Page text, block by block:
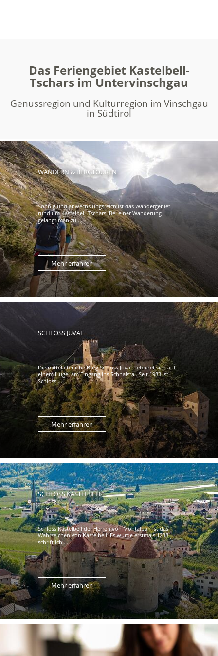
Das Feriengebiet Kastelbell-
Tschars im Untervinschgau
Genussregion und Kulturregion im Vinschgau
in Südtirol
WANDERN & BERGTOUREN
Sonnig und abwechslungsreich ist das Wandergebiet
rund um Kastelbell-Tschars. Bei einer Wanderung
gelangt man zu ...
Mehr erfahren
SCHLOSS JUVAL
Die mittelalterliche Burg Schloss Juval befindet sich auf
einem Hügel am Eingang ins Schnalstal. Seit 1983 ist
Schloss ...
Mehr erfahren
SCHLOSS KASTELBELL
Schloss Kastelbell der Herren von Montalban ist das
Wahrzeichen von Kastelbell. Es wurde erstmals 1238
schriftlich ...
Mehr erfahren